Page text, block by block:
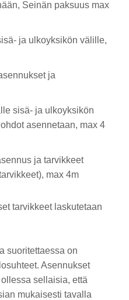
Seinän paksuus max
ja ulkoyksikön välille,
ja
sisä- ja ulkoyksikön
asennetaan, max 4
ja tarvikkeet
max 4m
tarvikkeet laskutetaan
suoritettaessa on
Asennukset
sellaisia, että
mukaisesti tavalla